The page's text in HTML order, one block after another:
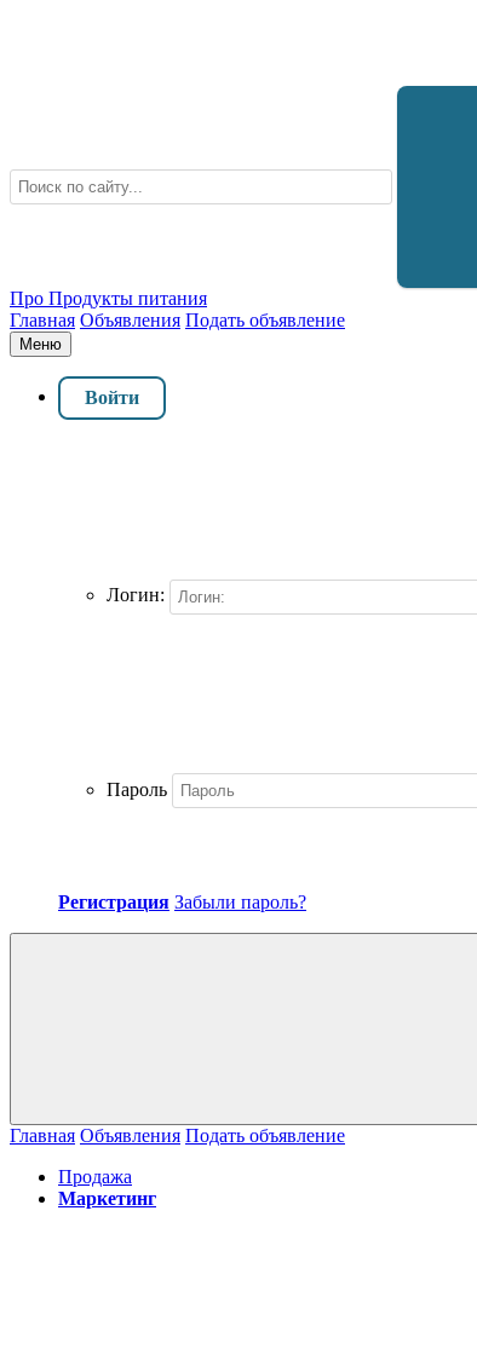
Про Продукты питания
Главная Объявления Подать объявление
Меню
Войти
Логин:
Пароль
Регистрация Забыли пароль?
Главная Объявления Подать объявление
Продажа
Маркетинг